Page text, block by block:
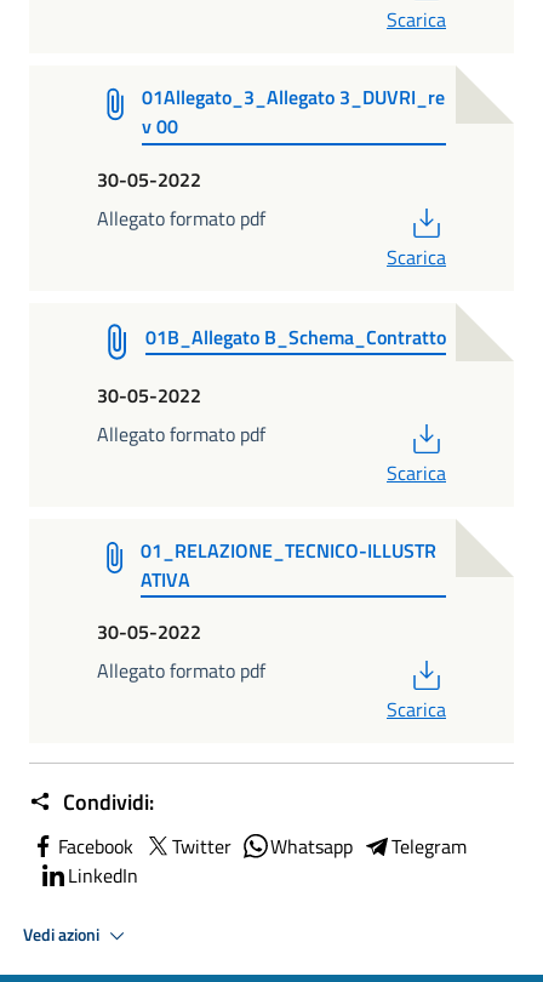
Scarica
01Allegato_3_Allegato 3_DUVRI_re
v 00
30-05-2022
Allegato formato pdf
Scarica
01B_Allegato B_Schema_Contratto
30-05-2022
Allegato formato pdf
Scarica
01_RELAZIONE_TECNICO-ILLUSTR
ATIVA
30-05-2022
Allegato formato pdf
Scarica
Condividi:
Facebook Twitter Whatsapp
Telegram
LinkedIn
Vedi azioni